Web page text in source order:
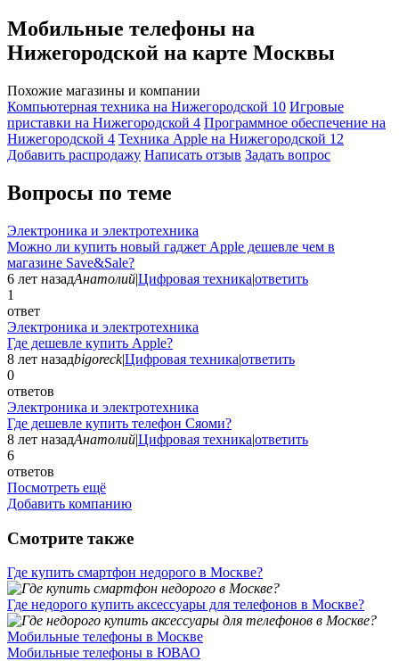
Мобильные телефоны на
Нижегородской на карте Москвы
Похожие магазины и компании
Компьютерная техника на Нижегородской 10 Игровые
приставки на Нижегородской 4 Программное обеспечение на
Нижегородской 4 Техника Apple на Нижегородской 12
Добавить раcпродажу Написать отзыв Задать вопрос
Вопросы по теме
Электроника и электротехника
Можно ли купить новый гаджет Apple дешевле чем в
магазине Save&Sale?
6 лет назадАнатолий|Цифровая техника|ответить
1
ответ
Электроника и электротехника
Где дешевле купить Apple?
8 лет назадbigoreck|Цифровая техника|ответить
0
ответов
Электроника и электротехника
Где дешевле купить телефон Сяоми?
8 лет назадАнатолий|Цифровая техника|ответить
6
ответов
Посмотреть ещё
Добавить компанию
Смотрите также
Где купить смартфон недорого в Москве?
Где недорого купить аксессуары для телефонов в Москве?
Мобильные телефоны в Москве
Мобильные телефоны в ЮВАО